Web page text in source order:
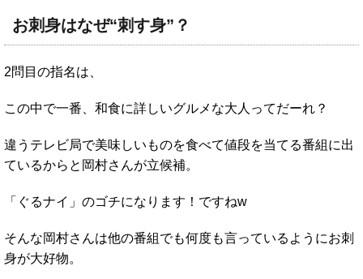
お刺身はなぜ“刺す身”？
2問目の指名は、
この中で一番、和食に詳しいグルメな大人ってだーれ？
違うテレビ局で美味しいものを食べて値段を当てる番組に出
ているからと岡村さんが立候補。
「ぐるナイ」のゴチになります！ですねw
そんな岡村さんは他の番組でも何度も言っているようにお刺
身が大好物。